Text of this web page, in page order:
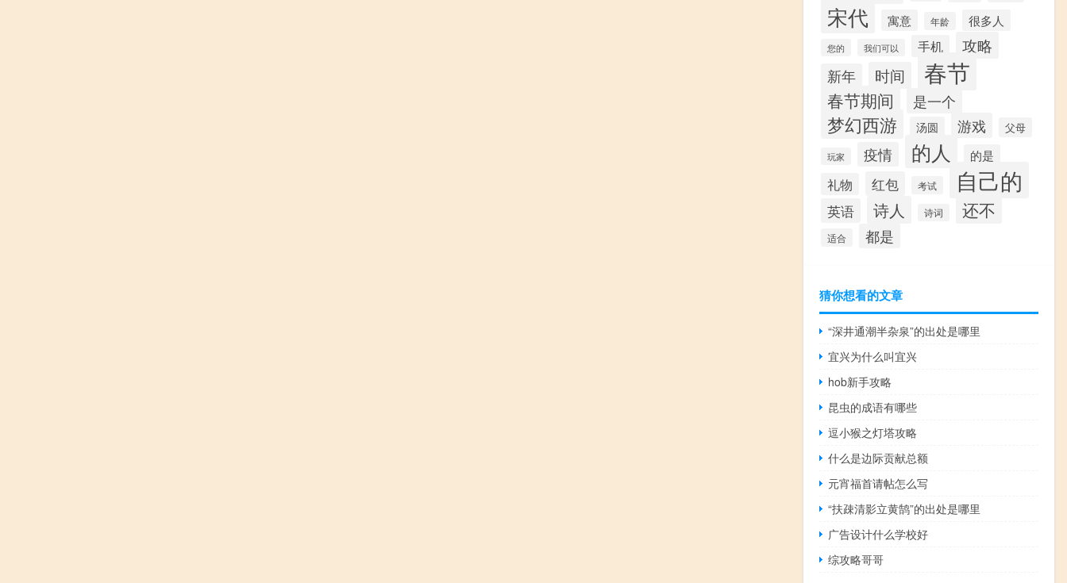
宋代 寓意 年龄 很多人
您的 我们可以 手机 攻略
新年 时间 春节
春节期间 是一个
梦幻西游 汤圆 游戏 父母
玩家 疫情 的人 的是
礼物 红包 考试 自己的
英语 诗人 诗词 还不
适合 都是
猜你想看的文章
“深井通潮半杂泉”的出处是哪里
宜兴为什么叫宜兴
hob新手攻略
昆虫的成语有哪些
逗小猴之灯塔攻略
什么是边际贡献总额
元宵福首请帖怎么写
“扶疎清影立黄鹄”的出处是哪里
广告设计什么学校好
综攻略哥哥